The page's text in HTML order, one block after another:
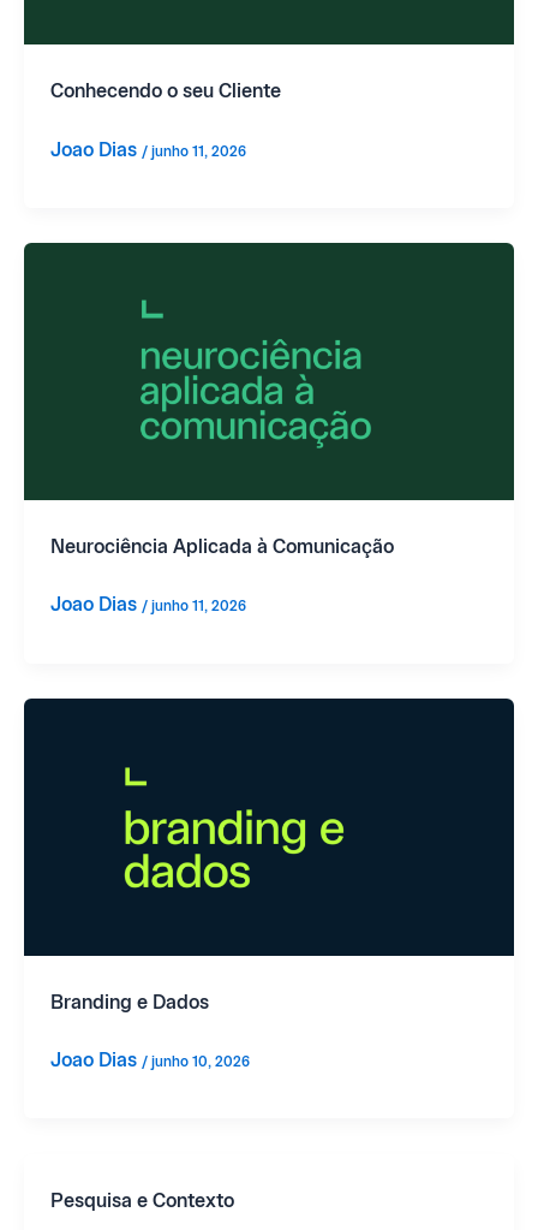
Conhecendo o seu Cliente
Joao Dias / junho 11, 2026
Neurociência Aplicada à Comunicação
Joao Dias / junho 11, 2026
Branding e Dados
Joao Dias / junho 10, 2026
Pesquisa e Contexto